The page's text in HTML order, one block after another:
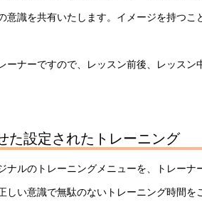
意識を共有いたします。イメージを持つ
ーナーですので、レッスン前後、レッス
た設定されたトレーニング
ナルのトレーニングメニューを、トレーナ
しい意識で無駄のないトレーニング時間を